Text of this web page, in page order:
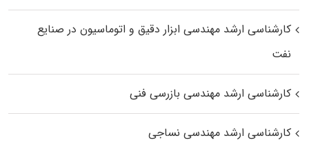
کارشناسی ارشد مهندسی ابزار دقیق و اتوماسیون در صنایع
نفت
کارشناسی ارشد مهندسی بازرسی فنی
کارشناسی ارشد مهندسی نساجی